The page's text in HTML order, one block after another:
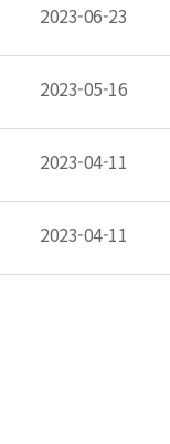
2023-06-23
2023-05-16
2023-04-11
2023-04-11